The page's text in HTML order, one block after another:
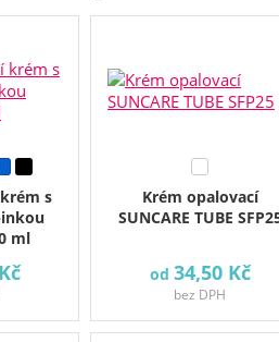
s
ml
Krém opalovací
SUNCARE TUBE
od 34,50 Kč
bez DPH